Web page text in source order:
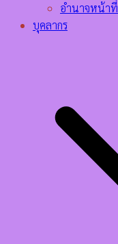
อำนาจหน้าที่
บุคลากร